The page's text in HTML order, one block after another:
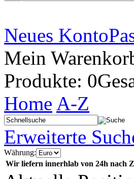
Neues Konto
Mein
Produkte: 0
Home A-Z
Erweiterte
Währung:
Wir liefern innerhlab von 24h nach